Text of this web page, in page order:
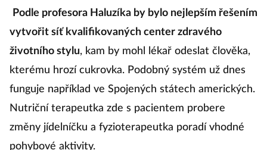
Podle profesora Haluzíka by bylo nejlepším řešením
vytvořit síť kvalifikovaných center zdravého
životního stylu, kam by mohl lékař odeslat člověka,
kterému hrozí cukrovka. Podobný systém už dnes
funguje například ve Spojených státech amerických.
Nutriční terapeutka zde s pacientem probere
změny jídelníčku a fyzioterapeutka poradí vhodné
pohybové aktivity.